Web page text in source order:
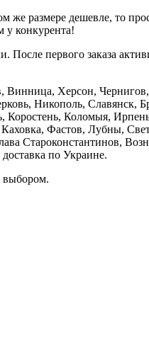
размере дешевле, то
у конкурента!
первого заказа
Винница, Херсон,
Никополь, Славянск,
Коломыя,
Фастов, Лубны,
Староконстантинов,
по Украине.
выбором.